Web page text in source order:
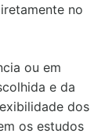
no
ou em
e da
dos
os estudos